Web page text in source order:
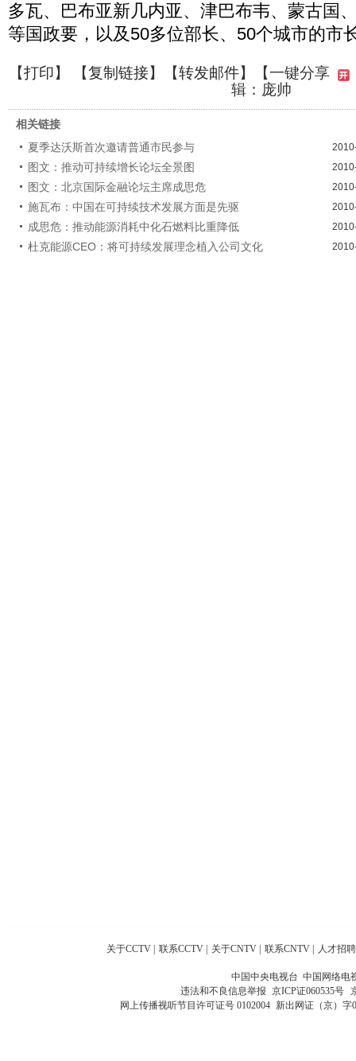
多瓦、巴布亚新几内亚、津巴布韦、蒙古国
等国政要，以及50多位部长、50个城市的市
【打印】 【复制链接】【转发邮件】
【一键分享
辑：庞帅
相关链接
夏季达沃斯首次邀请普通市民参与
图文：推动可持续增长论坛全景图
图文：北京国际金融论坛主席成思危
施瓦布：中国在可持续技术发展方面是先驱
成思危：推动能源消耗中化石燃料比重降低
杜克能源CEO：将可持续发展理念植入公司文化
关于CCTV 联系CCTV 关于CNTV 联系CNTV 人才招聘
中国中央电视台 中国网络电
违法和不良信息举报 京ICP证060535号
网上传播视听节目许可证号 0102004 新出网证（京）